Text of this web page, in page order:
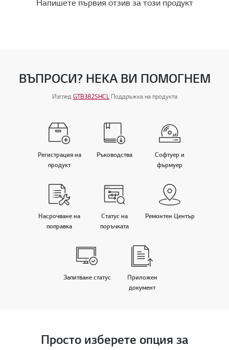
ВЪПРОСИ? НЕКА ВИ ПОМОГНЕМ
ИзгледGTB382SHCLПоддръжка на продукта
Регистрация на
продукт
Ръководства
Софтуер и
фърмуер
Насрочване на
поправка
Статус на
поръчката
Ремонтен Център
Запитване статус
Приложен
документ
Просто изберете опция за